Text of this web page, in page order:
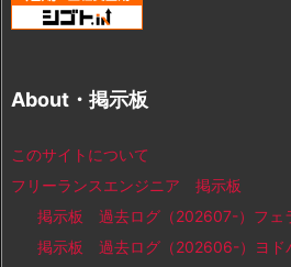
About・掲示板
このサイトについて
フリーランスエンジニア 掲示板
掲示板 過去ログ（202607-）フェ
掲示板 過去ログ（202606-）ヨド